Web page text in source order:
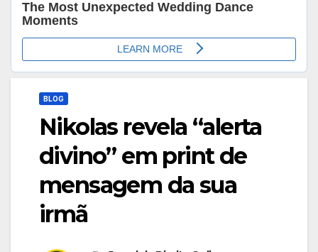
BLOG
Nikolas revela “alerta
divino” em print de
mensagem da sua
irmã